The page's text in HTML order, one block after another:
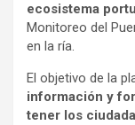
ecosistema
Monitoreo del
en la ría.
El objetivo de la
información y
tener los